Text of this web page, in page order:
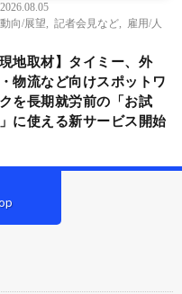
2026.08.05
動向/展望
記者会見など
雇用/人
現地取材】タイミー、外
物流など向けスポットワ
を長期就労前の「お試
に使える新サービス開始